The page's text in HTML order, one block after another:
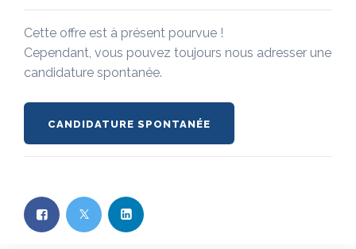
Cette offre est à présent pourvue !
Cependant, vous pouvez toujours nous adresser une
candidature spontanée.
CANDIDATURE SPONTANÉE